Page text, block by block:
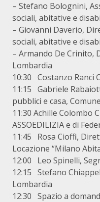
– Stefano Bolognini,
sociali, abitative e
– Giovanni Daverio,
sociali, abitative e
– Armando De Crinito,
Lombardia
10:30 Costanzo Ranci
11:15 Gabriele
pubblici e casa,
11:30 Achille Colombo
ASSOEDILIZIA e di
11:45 Rosa Cioffi,
Locazione “Milano
12:00 Leo Spinelli,
12:15 Stefano
Lombardia
12:30 Spazio a